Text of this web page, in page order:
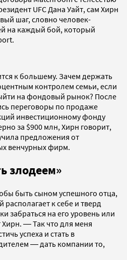
UFC Дана Уайт, сам Хирн
шаг, словно человек-
на каждый бой, который
к большему. Зачем держать
контролем семьи, если
на фондовый рынок? После
переговоры по продаже
инвестиционному фонду
за $900 млн, Хирн говорит,
предложения от
венчурных фирм.
злодеем»
быть сыном успешного отца,
к себе и тверд
забраться на его уровень или
― Так что для меня
успеха и стать в
― дать компании то,